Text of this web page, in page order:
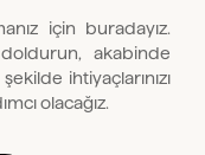
için buradayız.
akabinde
ihtiyaçlarınızı
olacağız.